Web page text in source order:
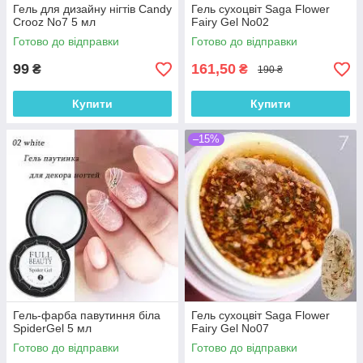
Гель для дизайну нігтів Candy
Crooz No7 5 мл
Готово до відправки
99 ₴
Купити
Гель сухоцвіт Saga Flower
Fairy Gel No02
Готово до відправки
161,50 ₴ 190 ₴
Купити
Гель-фарба павутиння біла
SpiderGel 5 мл
Готово до відправки
–15%
Гель сухоцвіт Saga Flower
Fairy Gel No07
Готово до відправки